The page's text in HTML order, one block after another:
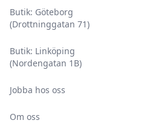
Butik: Göteborg
(Drottninggatan 71)
Butik: Linköping
(Nordengatan 1B)
Jobba hos oss
Om oss